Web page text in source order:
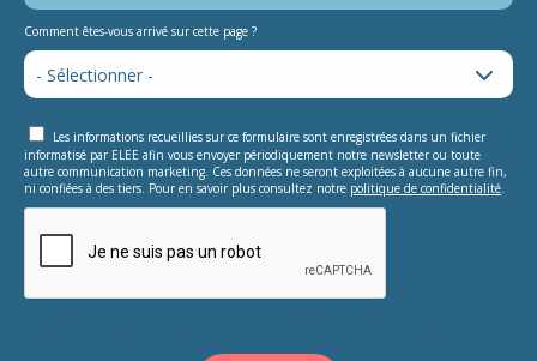
Comment êtes-vous arrivé sur cette page ?
Les informations recueillies sur ce formulaire sont enregistrées dans un fichier
informatisé par ELEE afin vous envoyer périodiquement notre newsletter ou toute
autre communication marketing. Ces données ne seront exploitées à aucune autre fin,
ni confiées à des tiers. Pour en savoir plus consultez notre politique de confidentialité.